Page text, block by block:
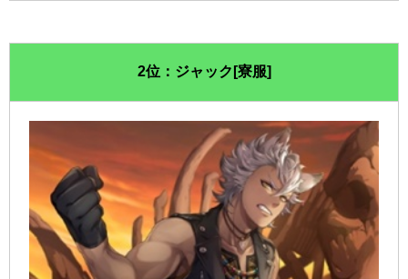
2位：ジャック[寮服]